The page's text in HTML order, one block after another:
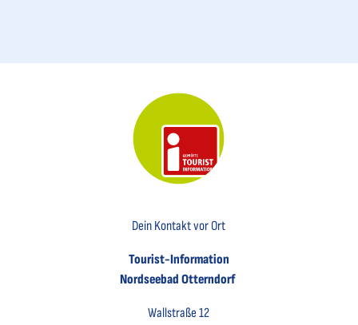
Dein Kontakt vor Ort
Tourist-Information
Nordseebad Otterndorf
Wallstraße 12